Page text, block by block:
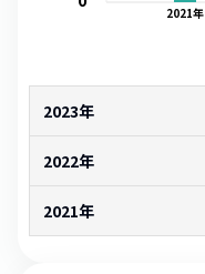
2021年
2023年
2022年
2021年